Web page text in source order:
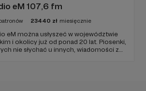
eM 107,6 fm
23440 zł miesięcznie
eM można usłyszeć w województwie
i okolicy już od ponad 20 lat. Piosenki,
nie słychać u innych, wiadomości z